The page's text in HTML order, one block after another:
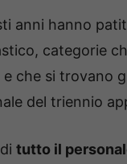
anni hanno
categorie
e che si trovano
del triennio
tutto il